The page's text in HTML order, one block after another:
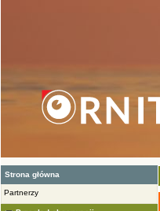
Strona główna
Partnerzy